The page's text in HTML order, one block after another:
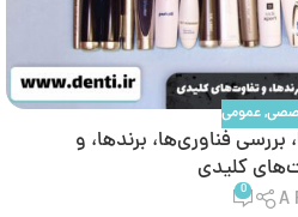
,عمومی
بررسی فناوری‌ها، برندها، و
کلیدی
A
0